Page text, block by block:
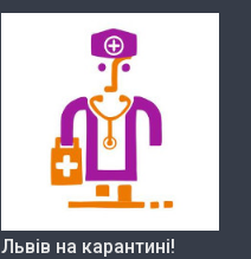
Львів на карантині!